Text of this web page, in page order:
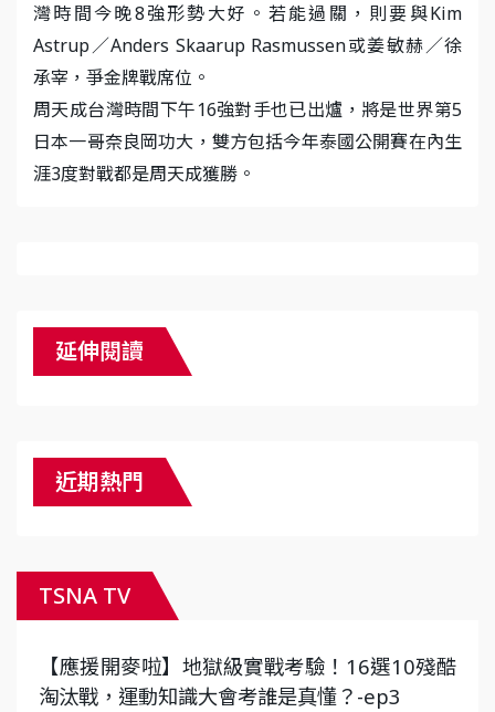
灣時間今晚8強形勢大好。若能過關，則要與Kim
Astrup／Anders Skaarup Rasmussen或姜敏赫／徐
承宰，爭金牌戰席位。
周天成台灣時間下午16強對手也已出爐，將是世界第5
日本一哥奈良岡功大，雙方包括今年泰國公開賽在內生
涯3度對戰都是周天成獲勝。
延伸閱讀
近期熱門
TSNA TV
【應援開麥啦】地獄級實戰考驗！16選10殘酷
淘汰戰，運動知識大會考誰是真懂？-ep3